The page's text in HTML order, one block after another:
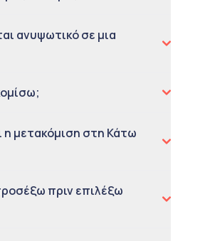
ανυψωτικό σε μια
η μετακόμιση στη Κάτω
πριν επιλέξω